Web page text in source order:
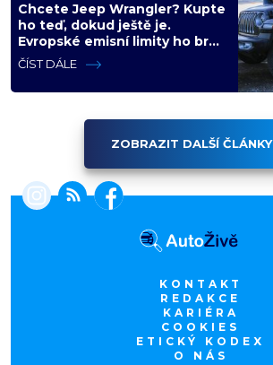
Chcete Jeep Wrangler? Kupte
ho teď, dokud ještě je.
Evropské emisní limity ho brzy
vyřadí z nabídky nadobro
ČÍST DÁLE
ZOBRAZIT DALŠÍ ČLÁNKY
KONTAKT
REDAKCE
KARIÉRA
COOKIES
ETICKÝ KODEX
O NÁS